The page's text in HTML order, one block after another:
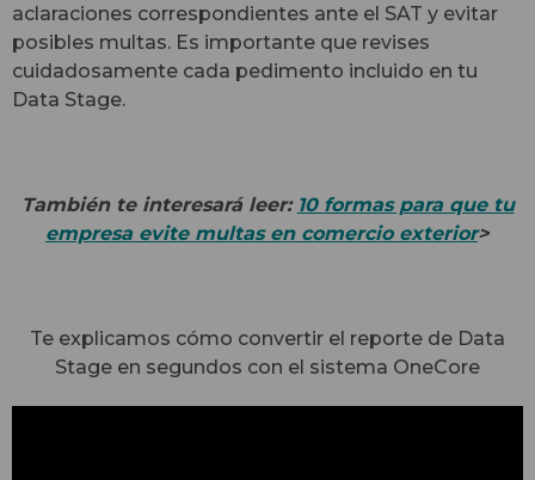
aclaraciones correspondientes ante el SAT y evitar
posibles multas. Es importante que revises
cuidadosamente cada pedimento incluido en tu
Data Stage.
También te interesará leer: 10 formas para que tu
empresa evite multas en comercio exterior>
Te explicamos cómo convertir el reporte de Data
Stage en segundos con el sistema OneCore